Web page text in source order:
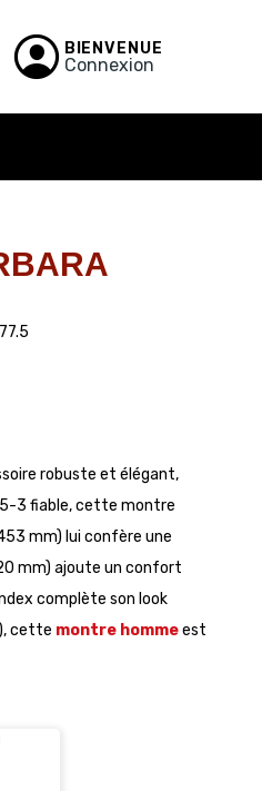
BIENVENUE
Connexion
robuste et élégant,
3 fiable, cette montre
mm) lui confère une
mm) ajoute un confort
complète son look
cette montre hommeest